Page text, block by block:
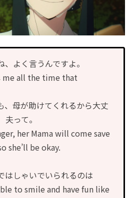
、よく言うんですよ。
me all the time that
、母が助けてくれるから大丈
夫って。
her Mama will come save
she’ll be okay.
はしゃいでいられるのは
to smile and have fun like